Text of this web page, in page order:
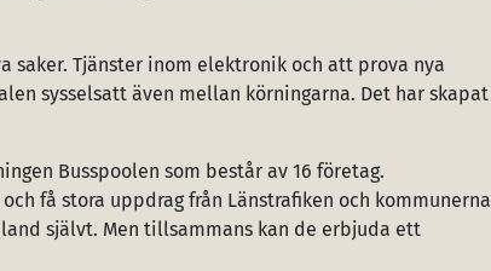
saker. Tjänster inom elektronik och att prova nya
sysselsatt även mellan körningarna. Det har skapat
Busspoolen som består av 16 företag.
få stora uppdrag från Länstrafiken och kommunerna
självt. Men tillsammans kan de erbjuda ett